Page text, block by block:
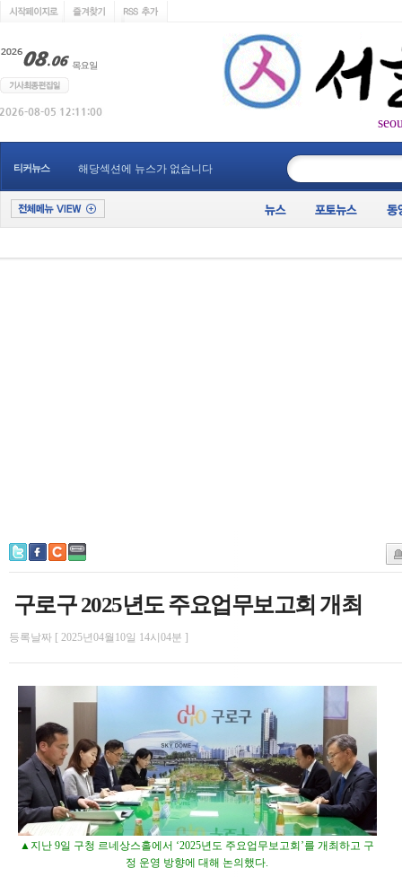
티커뉴스 해당섹션에 뉴스가 없습니다
구로구 2025년도 주요업무보고회 개최
등록날짜 [ 2025년04월10일 14시04분 ]
▲지난 9일 구청 르네상스홀에서 ‘2025년도 주요업무보고회’를 개최하고 구
정 운영 방향에 대해 논의했다.